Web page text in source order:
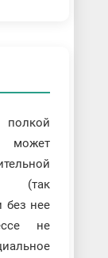
полкой
может
(так
без нее
не